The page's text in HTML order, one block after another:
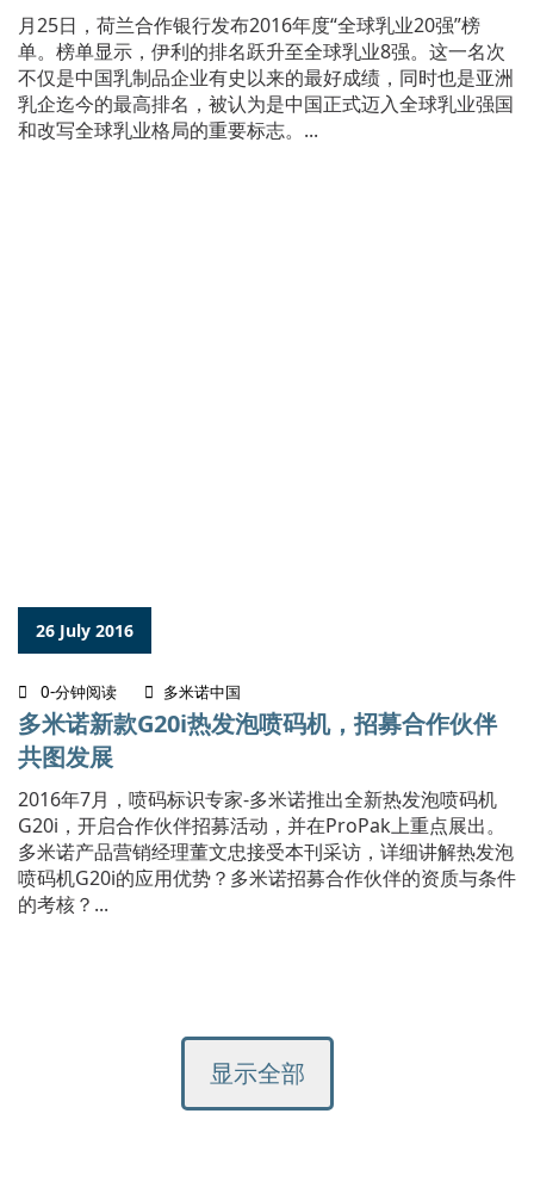
月25日，荷兰合作银行发布2016年度“全球乳业20强”榜
单。榜单显示，伊利的排名跃升至全球乳业8强。这一名次
不仅是中国乳制品企业有史以来的最好成绩，同时也是亚洲
乳企迄今的最高排名，被认为是中国正式迈入全球乳业强国
和改写全球乳业格局的重要标志。...
26 July 2016
0-分钟阅读 多米诺中国
多米诺新款G20i热发泡喷码机，招募合作伙伴
共图发展
2016年7月，喷码标识专家-多米诺推出全新热发泡喷码机
G20i，开启合作伙伴招募活动，并在ProPak上重点展出。
多米诺产品营销经理董文忠接受本刊采访，详细讲解热发泡
喷码机G20i的应用优势？多米诺招募合作伙伴的资质与条件
的考核？...
显示全部